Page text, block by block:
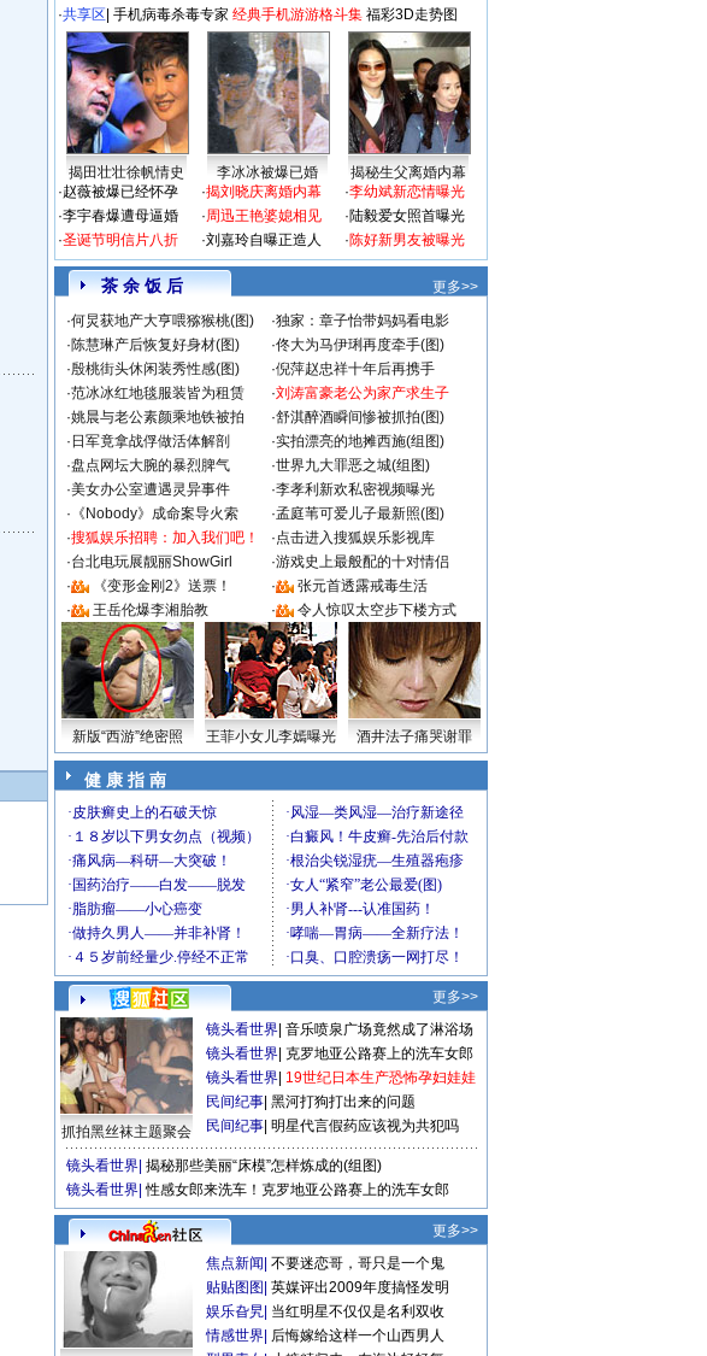
·共享区 手机病毒杀毒专家 经典手机游游格斗集 福彩3D走势图
揭田壮壮徐帆情史 李冰冰被爆已婚
揭秘生父离婚内幕
·赵薇被爆已经怀孕
·李宇春爆遭母逼婚
·圣诞节明信片八折
·揭刘晓庆离婚内幕
·周迅王艳婆媳相见
·刘嘉玲自曝正造人
·李幼斌新恋情曝光
·陆毅爱女照首曝光
·陈好新男友被曝光
茶 余 饭 后
更多>>
·何炅获地产大亨喂猕猴桃(图) ·独家：章子怡带妈妈看电影
·陈慧琳产后恢复好身材(图) ·佟大为马伊琍再度牵手(图)
·殷桃街头休闲装秀性感(图) ·倪萍赵忠祥十年后再携手
·范冰冰红地毯服装皆为租赁 ·刘涛富豪老公为家产求生子
·姚晨与老公素颜乘地铁被拍 ·舒淇醉酒瞬间惨被抓拍(图)
· 日军竟拿战俘做活体解剖 ·实拍漂亮的地摊西施(组图)
·盘点网坛大腕的暴烈脾气 ·世界九大罪恶之城(组图)
·美女办公室遭遇灵异事件 ·李孝利新欢私密视频曝光
· 《Nobody》成命案导火索 ·孟庭苇可爱儿子最新照(图)
·搜狐娱乐招聘：加入我们吧！ ·点击进入搜狐娱乐影视库
·台北电玩展靓丽ShowGirl ·游戏史上最般配的十对情侣
·
《变形金刚2》送票！ ·
张元首透露戒毒生活
·
王岳伦爆李湘胎教 · 令人惊叹太空步下楼方式
新版“西游”绝密照 王菲小女儿李嫣曝光 酒井法子痛哭谢罪
健 康 指 南
更多>>
抓拍黑丝袜主题聚会
镜头看世界 音乐喷泉广场竟然成了淋浴场
镜头看世界 克罗地亚公路赛上的洗车女郎
镜头看世界 19世纪日本生产恐怖孕妇娃娃
民间纪事 黑河打狗打出来的问题
民间纪事 明星代言假药应该视为共犯吗
镜头看世界 揭秘那些美丽“床模”怎样炼成的(组图)
镜头看世界 性感女郎来洗车！克罗地亚公路赛上的洗车女郎
更多>>
焦点新闻 不要迷恋哥，哥只是一个鬼
贴贴图图 英媒评出2009年度搞怪发明
娱乐旮旯 当红明星不仅仅是名利双收
情感世界 后悔嫁给这样一个山西男人